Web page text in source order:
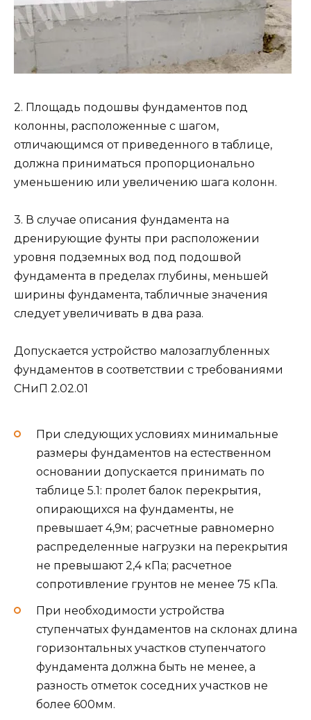
2. Площадь подошвы фундаментов под
колонны, расположенные с шагом,
отличающимся от приведенного в таблице,
должна приниматься пропорционально
уменьшению или увеличению шага колонн.
3. В случае описания фундамента на
дренирующие фунты при расположении
уровня подземных вод под подошвой
фундамента в пределах глубины, меньшей
ширины фундамента, табличные значения
следует увеличивать в два раза.
Допускается устройство малозаглубленных
фундаментов в соответствии с требованиями
СНиП 2.02.01
При следующих условиях минимальные
размеры фундаментов на естественном
основании допускается принимать по
таблице 5.1: пролет балок перекрытия,
опирающихся на фундаменты, не
превышает 4,9м; расчетные равномерно
распределенные нагрузки на перекрытия
не превышают 2,4 кПа; расчетное
сопротивление грунтов не менее 75 кПа.
При необходимости устройства
ступенчатых фундаментов на склонах длина
горизонтальных участков ступенчатого
фундамента должна быть не менее, а
разность отметок соседних участков не
более 600мм.